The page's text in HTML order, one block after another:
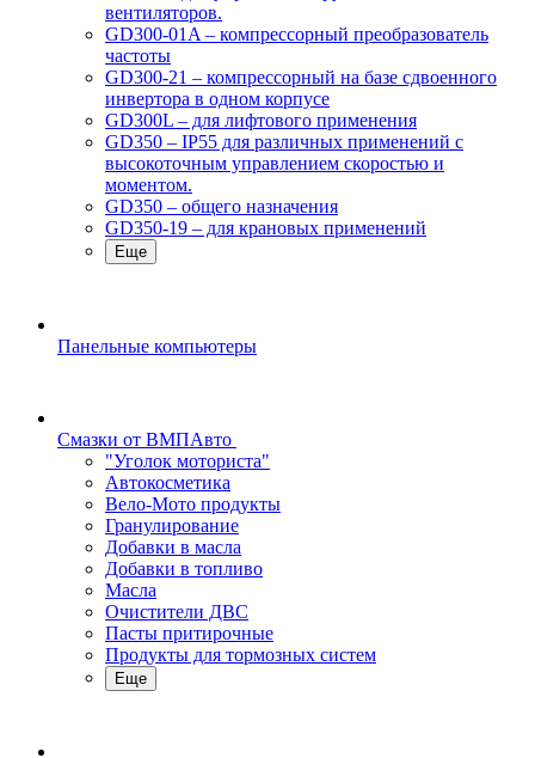
вентиляторов.
GD300-01A – компрессорный преобразователь
частоты
GD300-21 – компрессорный на базе сдвоенного
инвертора в одном корпусе
GD300L – для лифтового применения
GD350 – IP55 для различных применений с
высокоточным управлением скоростью и
моментом.
GD350 – общего назначения
GD350-19 – для крановых применений
Еще
Панельные компьютеры
Смазки от ВМПАвто
"Уголок моториста"
Автокосметика
Вело-Мото продукты
Гранулирование
Добавки в масла
Добавки в топливо
Масла
Очистители ДВС
Пасты притирочные
Продукты для тормозных систем
Еще